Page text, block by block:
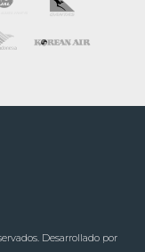
Desarrollado por